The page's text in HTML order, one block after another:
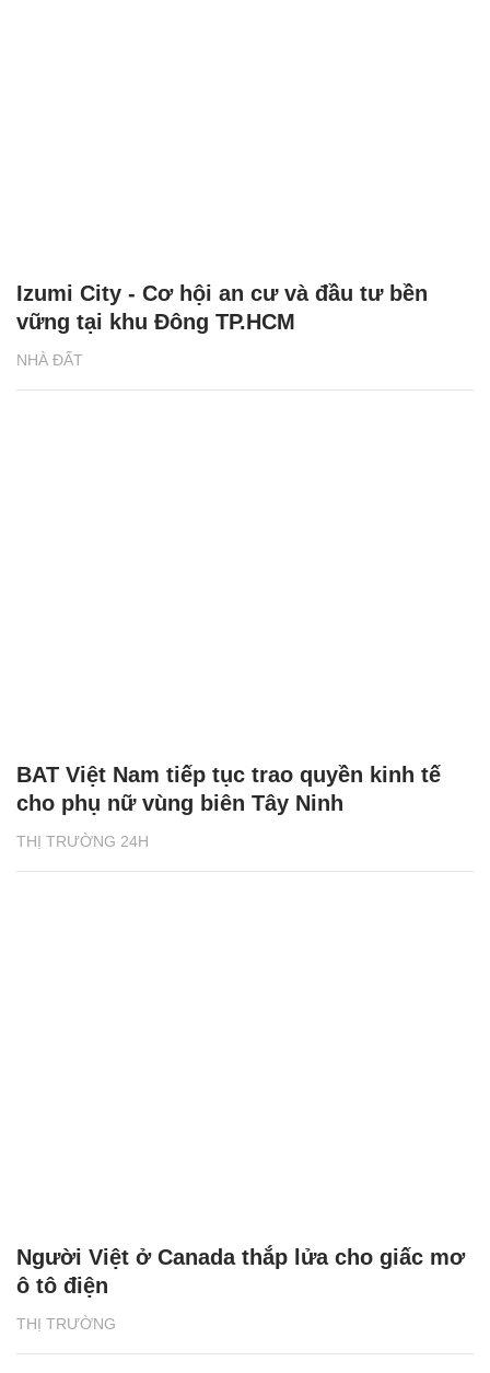
NHÀ ĐẤT
Izumi City - Cơ hội an cư và đầu tư bền
vững tại khu Đông TP.HCM
THỊ TRƯỜNG 24H
BAT Việt Nam tiếp tục trao quyền kinh tế
cho phụ nữ vùng biên Tây Ninh
THỊ TRƯỜNG
Người Việt ở Canada thắp lửa cho giấc mơ
ô tô điện